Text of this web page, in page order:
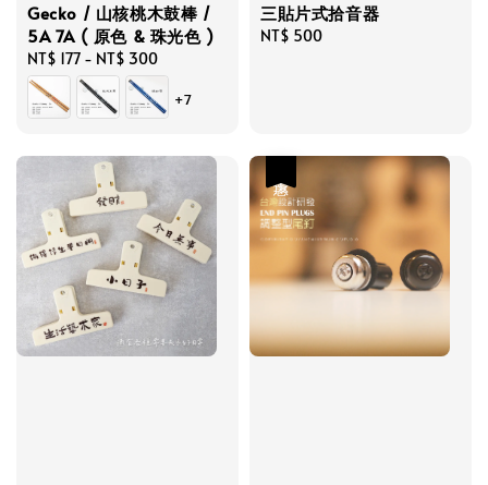
Gecko / 山核桃木鼓棒 /
5A 7A ( 原色 & 珠光色 )
Regular
price
NT$ 177 - NT$ 300
+7
三貼片式拾音器
Regular
NT$ 500